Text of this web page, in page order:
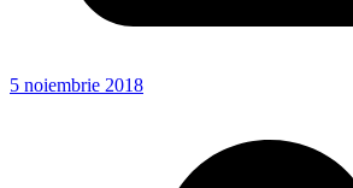
5 noiembrie 2018